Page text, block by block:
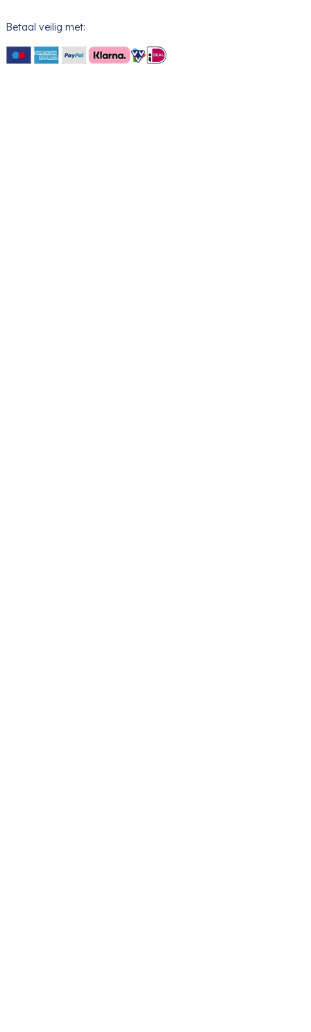
Betaal veilig met: